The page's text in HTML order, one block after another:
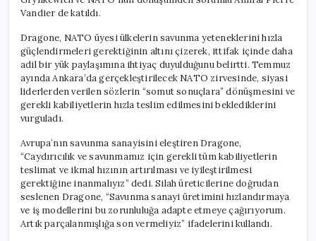
Vandier de katıldı.
Dragone, NATO üyesi ülkelerin savunma yeteneklerini hızla
güçlendirmeleri gerektiğinin altını çizerek, ittifak içinde daha
adil bir yük paylaşımına ihtiyaç duyulduğunu belirtti. Temmuz
ayında Ankara’da gerçekleştirilecek NATO zirvesinde, siyasi
liderlerden verilen sözlerin “somut sonuçlara” dönüşmesini ve
gerekli kabiliyetlerin hızla teslim edilmesini beklediklerini
vurguladı.
Avrupa’nın savunma sanayisini eleştiren Dragone,
“Caydırıcılık ve savunmamız için gerekli tüm kabiliyetlerin
teslimat ve ikmal hızının artırılması ve iyileştirilmesi
gerektiğine inanmalıyız” dedi. Silah üreticilerine doğrudan
seslenen Dragone, “Savunma sanayi üretimini hızlandırmaya
ve iş modellerini bu zorunluluğa adapte etmeye çağırıyorum.
Artık parçalanmışlığa son vermeliyiz” ifadelerini kullandı.